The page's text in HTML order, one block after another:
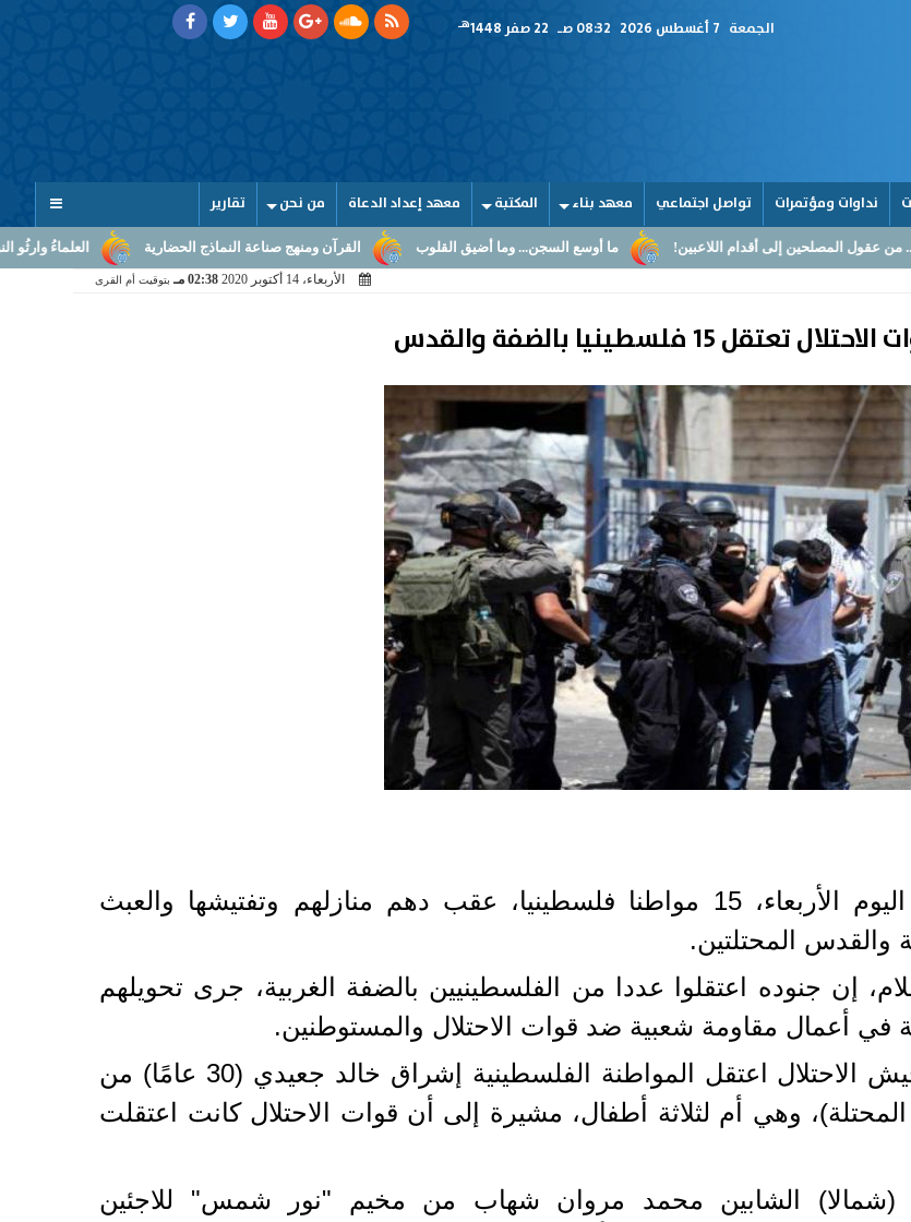
الجمعة 08:32 صـ هـ
نداوات ومؤتمرات تواصل اجتماعي معهد بناء المكتبة معهد إعداد الدعاة من نحن تقارير
العلماءُ وارثُو النبوّة: من بلاغ الرسالة القرآن ومنهج صناعة النماذج الحضارية ما أوسع السجن... وما أضيق القلوب اللاعبين!
الأربعاء، 14 أكتوبر 2020 02:38 مـ بتوقيت أم القرى
15 فلسطينيا بالضفة والقدس
اعتقلت قوات الاحتلال الإسرائيلي، فجر اليوم الأربعاء، 15 مواطنا فلسطينيا، عقب دهم منازلهم وتفتيشها والعبث
والقدس المحتلتين.
إن جنوده اعتقلوا عددا من الفلسطينيين بالضفة الغربية، جرى تحويلهم
في أعمال مقاومة شعبية ضد قوات الاحتلال والمستوطنين.
من جهتها، ذكرت مصادر فلسطينية، أن جيش الاحتلال اعتقل المواطنة الفلسطينية إشراق خالد جعيدي (30 عامًا) من
وهي أم لثلاثة أطفال، مشيرة إلى أن قوات الاحتلال كانت اعتقلت
(شمالا) الشابين محمد مروان شهاب من مخيم "نور شمس" للاجئين